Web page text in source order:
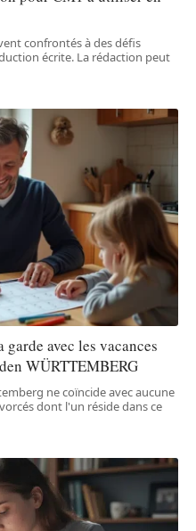
confrontés à des défis
écrite. La rédaction peut
avec les vacances
WÜRTTEMBERG
ne coïncide avec aucune
dont l'un réside dans ce